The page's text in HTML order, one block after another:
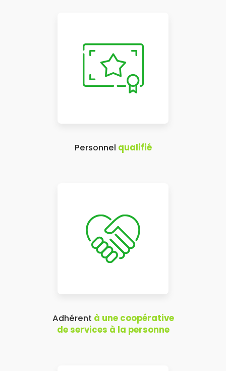
Personnel qualifié
Adhérent à une coopérative
de services à la personne